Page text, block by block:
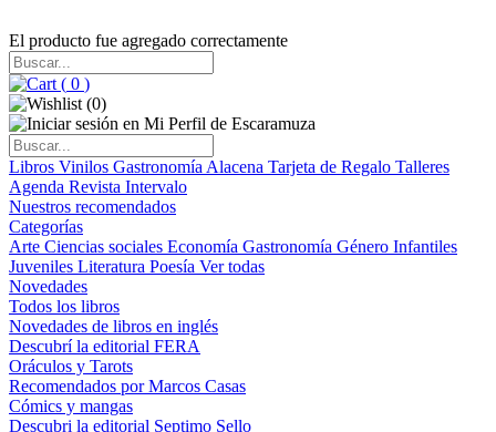
El producto fue agregado correctamente
( 0 )
(0)
Libros Vinilos Gastronomía Alacena Tarjeta de Regalo Talleres
Agenda Revista Intervalo
Nuestros recomendados
Categorías
Arte Ciencias sociales Economía Gastronomía Género Infantiles
Juveniles Literatura Poesía Ver todas
Novedades
Todos los libros
Novedades de libros en inglés
Descubrí la editorial FERA
Oráculos y Tarots
Recomendados por Marcos Casas
Cómics y mangas
Descubri la editorial Septimo Sello